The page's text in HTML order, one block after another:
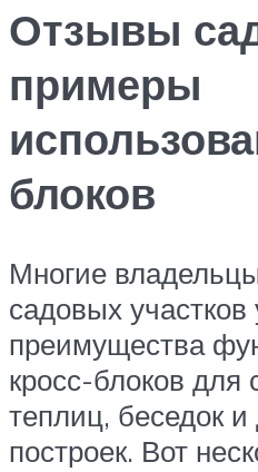
Отзывы
примеры
блоков
Многие
садовых
преимущества
кросс-блоков для
теплиц, беседок и
построек. Вот